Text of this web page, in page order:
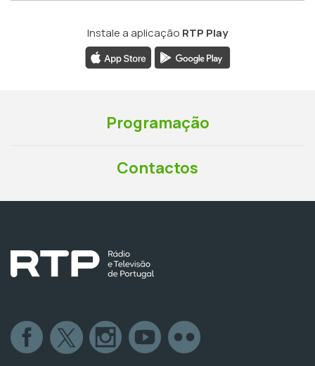
Instale a aplicação RTP Play
Programação
Contactos